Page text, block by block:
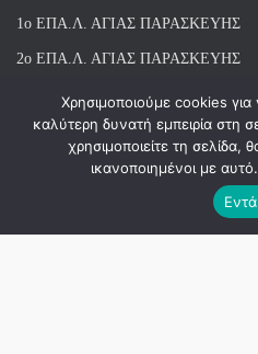
1ο ΕΠΑ.Λ. ΑΓΙΑΣ ΠΑΡΑΣΚΕΥΗΣ
2ο ΕΠΑ.Λ. ΑΓΙΑΣ ΠΑΡΑΣΚΕΥΗΣ
1ο Ε.Κ. ΑΓΙΑΣ ΠΑΡΑΣΚΕΥΗΣ
ΒΙΒΛΙΟΘΗΚΗ 1ου & 2ου ΕΠΑΛ
Hestia |
Χρησιμοποιούμε cookies
καλύτερη δυνατή εμπειρία στη
χρησιμοποιείτε τη σελίδα,
ικανοποιημένοι με αυτό.